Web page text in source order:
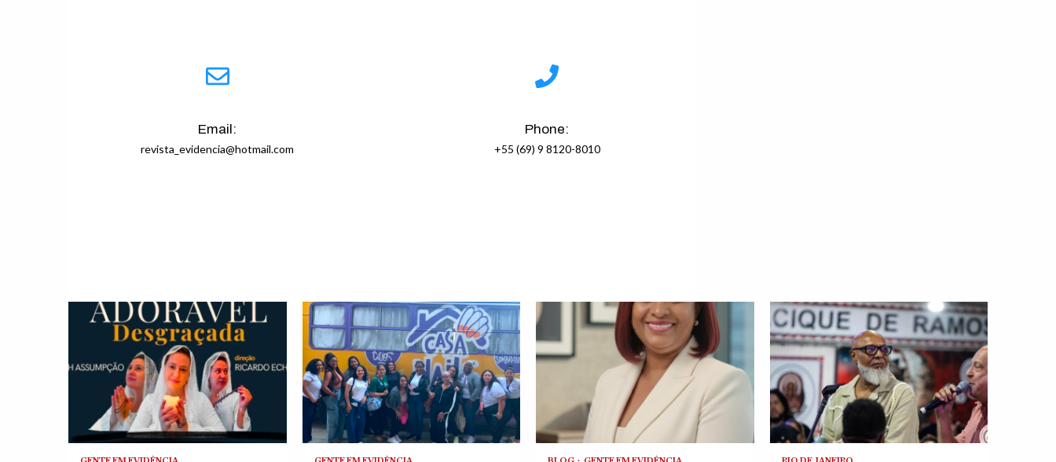
Email:
revista_evidencia@hotmail.com
Phone:
+55 (69) 9 8120-8010